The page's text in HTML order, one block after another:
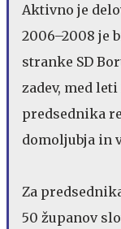
Aktivno je
2006–2008 je
stranke SD
zadev, med
predsednika
domoljubja in
Za
50 županov